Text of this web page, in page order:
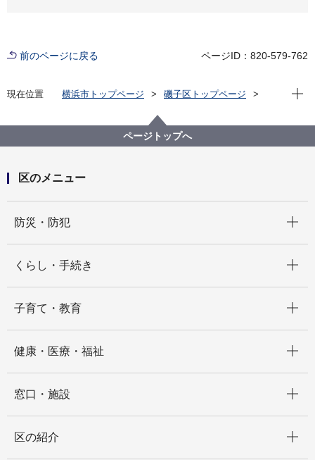
前のページに戻る ページID：820-579-762
現在位置 横浜市トップページ
磯子区トップページ
ISOGOフォトニュース
「夏の交通事故防止運動」キャンペーンを開催しまし
た！
現在
ページトップへ
区のメニュー
防災・防犯
くらし・手続き
子育て・教育
健康・医療・福祉
窓口・施設
区の紹介